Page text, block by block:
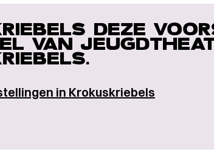
DEZE
VAN
in Krokuskriebels